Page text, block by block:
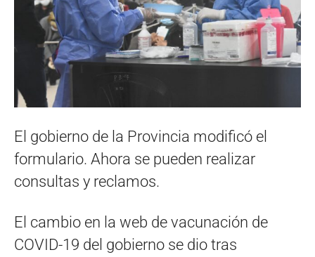
El gobierno de la Provincia modificó el
formulario. Ahora se pueden realizar
consultas y reclamos.
El cambio en la web de vacunación de
COVID-19 del gobierno se dio tras